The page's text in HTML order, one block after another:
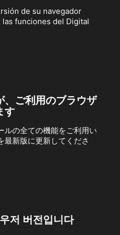
de su navegador
funciones del Digital
、ご利用のブラウザ
す
ルの全ての機能をご利用い
最新版に更新してくださ
저 버전입니다